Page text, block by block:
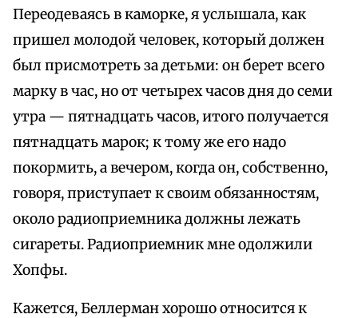
Переодеваясь в каморке, я услышала, как
пришел молодой человек, который должен
был присмотреть за детьми: он берет всего
марку в час, но от четырех часов дня до семи
утра — пятнадцать часов, итого получается
пятнадцать марок; к тому же его надо
покормить, а вечером, когда он, собственно,
говоря, приступает к своим обязанностям,
около радиоприемника должны лежать
сигареты. Радиоприемник мне одолжили
Хопфы.
Кажется, Беллерман хорошо относится к